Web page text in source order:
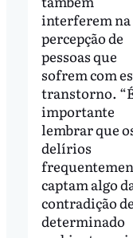
interferem na
percepção de
pessoas que
sofrem com
transtorno.
importante
lembrar que
delírios
captam algo
contradição
determinado